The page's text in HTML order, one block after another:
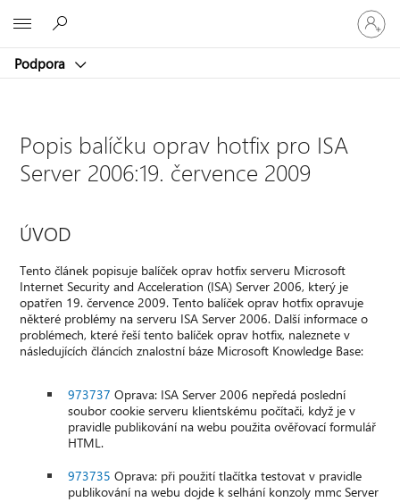
Podpora
Přihlaste
se
ke
účtu
Popis balíčku oprav hotfix pro ISA
Server 2006:19. července 2009
ÚVOD
Tento článek popisuje balíček oprav hotfix serveru Microsoft
Internet Security and Acceleration (ISA) Server 2006, který je
opatřen 19. července 2009. Tento balíček oprav hotfix opravuje
některé problémy na serveru ISA Server 2006. Další informace o
problémech, které řeší tento balíček oprav hotfix, naleznete v
následujících článcích znalostní báze Microsoft Knowledge Base:
973737 Oprava: ISA Server 2006 nepředá poslední
soubor cookie serveru klientskému počítači, když je v
pravidle publikování na webu použita ověřovací formulář
HTML.
973735 Oprava: při použití tlačítka testovat v pravidle
publikování na webu dojde k selhání konzoly mmc Server